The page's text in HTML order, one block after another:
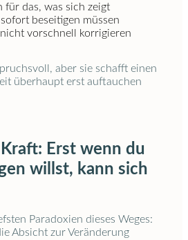
für das, was sich zeigt
sofort beseitigen müssen
vorschnell korrigieren
aber sie schafft einen
überhaupt erst auftauchen
Erst wenn du
willst, kann sich
Paradoxien dieses Weges:
Absicht zur Veränderung